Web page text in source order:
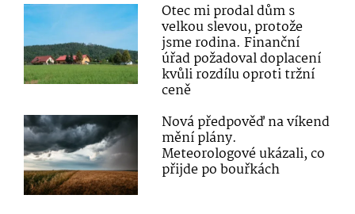
Otec mi prodal dům s
velkou slevou, protože
jsme rodina. Finanční
úřad požadoval doplacení
kvůli rozdílu oproti tržní
ceně
Nová předpověď na víkend
mění plány.
Meteorologové ukázali, co
přijde po bouřkách